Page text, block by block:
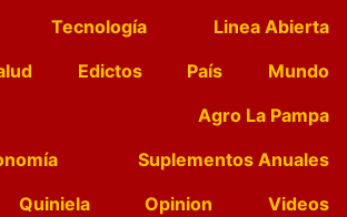
Tecnología
Linea Abierta
Edictos País
Mundo
Agro La Pampa
Suplementos Anuales
Quiniela Opinion
Videos